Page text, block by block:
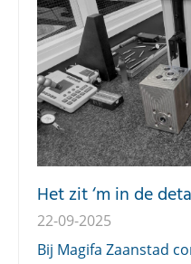
Het zit ‘m in de
22-09-2025
Bij Magifa Zaanstad